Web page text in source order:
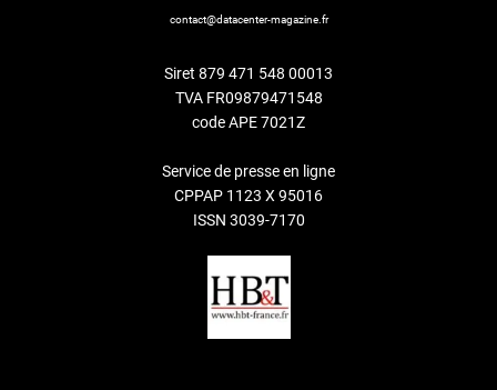
contact@datacenter-magazine.fr
Siret 879 471 548 00013
TVA FR09879471548
code APE 7021Z
Service de presse en ligne
CPPAP 1123 X 95016
ISSN 3039-7170